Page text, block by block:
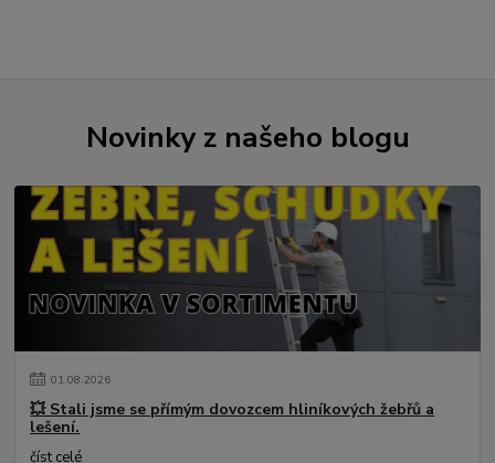
Novinky z našeho blogu
01.08.2026
💥 Stali jsme se přímým dovozcem hliníkových žebřů a
lešení.
číst celé